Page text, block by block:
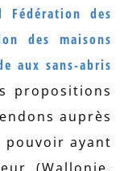
Fédération des
des maisons
aux sans-abris
propositions
auprès
pouvoir ayant